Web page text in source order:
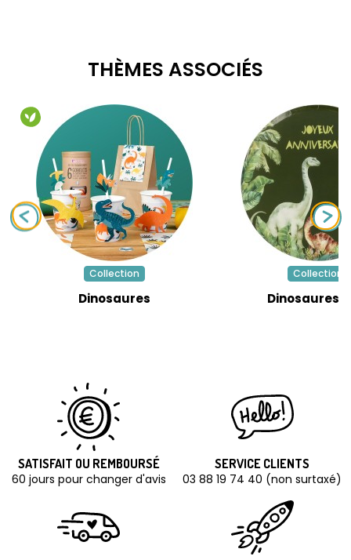
THÈMES ASSOCIÉS
Collection
Dinosaures
Collection
Dinosaures
SATISFAIT OU REMBOURSÉ
60 jours pour changer d'avis
SERVICE CLIENTS
03 88 19 74 40 (non surtaxé)